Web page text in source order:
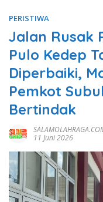
PERISTIWA
Jalan Rusak
Pulo Kedep
Diperbaiki,
Pemkot
Bertindak
11 Juni 2026